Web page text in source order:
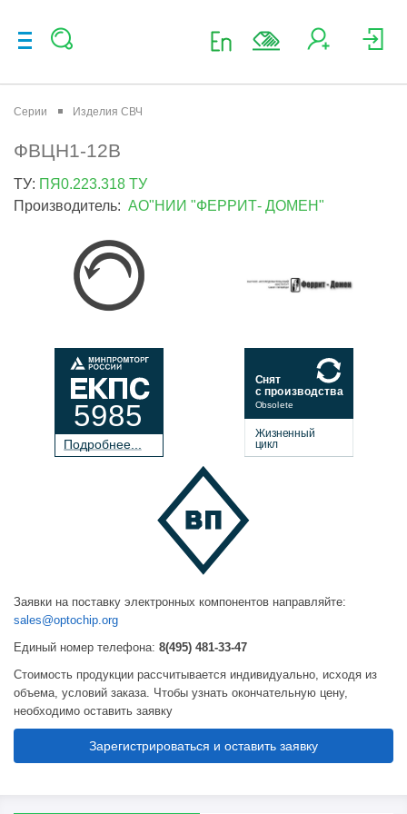
Серии Изделия СВЧ
ФВЦН1-12В
ТУ: ПЯ0.223.318 ТУ
Производитель: АО"НИИ "ФЕРРИТ- ДОМЕН"
Подробнее...
5985
Жизненный
цикл
Obsolete
Снят
с производства
Заявки на поставку электронных компонентов направляйте:
sales@optochip.org
Единый номер телефона: 8(495) 481-33-47
Стоимость продукции рассчитывается индивидуально, исходя из
объема, условий заказа. Чтобы узнать окончательную цену,
необходимо оставить заявку
Зарегистрироваться и оставить заявку